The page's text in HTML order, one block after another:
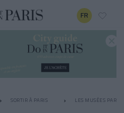
FR
SORTIR À PARIS LES MUSÉES